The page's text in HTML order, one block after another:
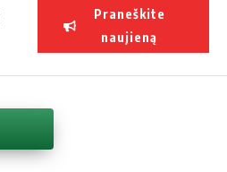
Praneškite
naujieną